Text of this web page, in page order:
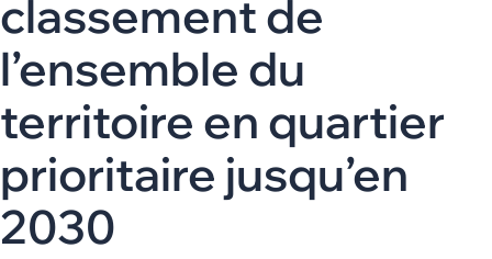
classement de
l’ensemble du
territoire en quartier
prioritaire jusqu’en
2030